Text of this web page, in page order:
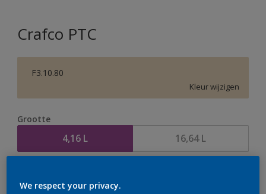
Crafco PTC
F3.10.80
Kleur wijzigen
Grootte
4,16 L 16,64 L
We respect your privacy.